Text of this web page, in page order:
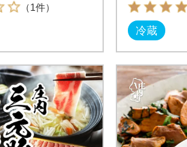
（1件）
冷蔵